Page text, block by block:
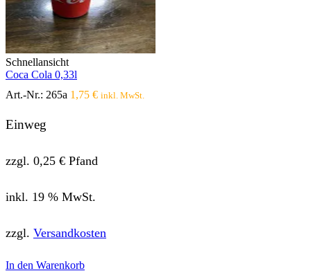
Schnellansicht
Coca Cola 0,33l
Art.-Nr.: 265a 1,75 € inkl. MwSt.
Einweg
zzgl. 0,25 € Pfand
inkl. 19 % MwSt.
zzgl. Versandkosten
In den Warenkorb